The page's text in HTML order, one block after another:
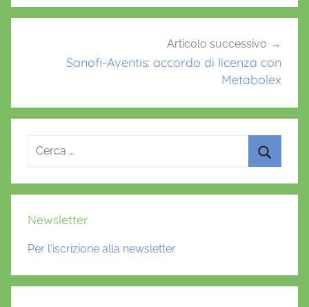
Articolo successivo
Sanofi-Aventis: accordo di licenza con
Metabolex
Ricerca
Newsletter
Per l'iscrizione alla newsletter